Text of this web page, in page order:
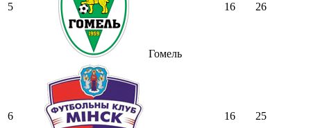
5
Гомель
16 26
6 16 25